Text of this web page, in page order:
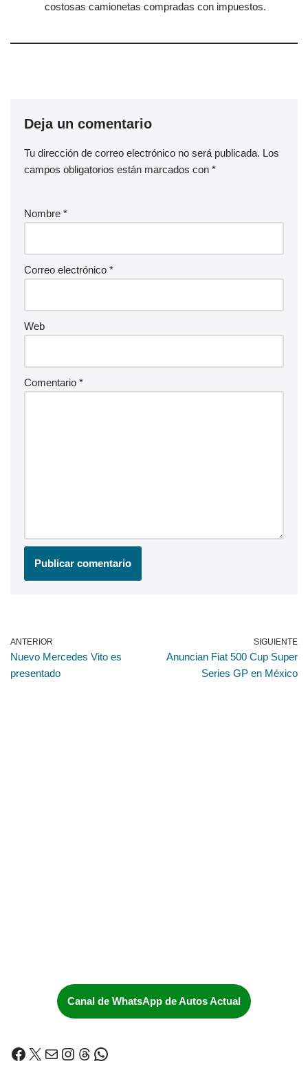
costosas camionetas compradas con impuestos.
Deja un comentario
Tu dirección de correo electrónico no será publicada. Los
campos obligatorios están marcados con *
Nombre *
Correo electrónico *
Web
Comentario *
ANTERIOR
Nuevo Mercedes Vito es
presentado
SIGUIENTE
Anuncian Fiat 500 Cup Super
Series GP en México
Canal de WhatsApp de Autos Actual